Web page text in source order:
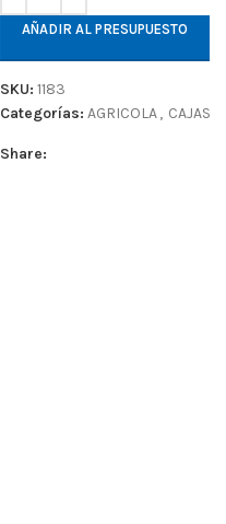
AÑADIR AL PRESUPUESTO
SKU: 1183
Categorías: AGRICOLA, CAJAS
Share: